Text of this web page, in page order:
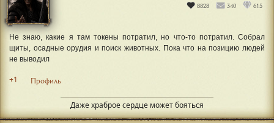
8828 340 615
Не знаю, какие я там токены потратил, но что-то потратил. Собрал
щиты, осадные орудия и поиск животных. Пока что на позицию людей
не выводил
+1 Профиль
Даже храброе сердце может бояться